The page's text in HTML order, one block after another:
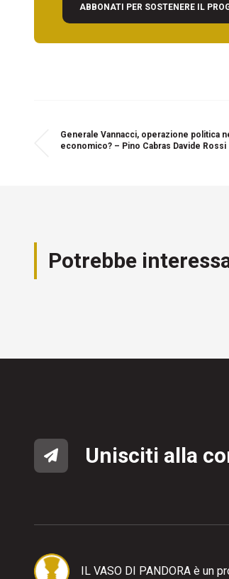
ABBONATI PER SOSTENERE IL
Generale Vannacci, operazione politica
economico? – Pino Cabras Davide Rossi
Potrebbe
Unisciti alla
IL VASO DI PANDORA è un